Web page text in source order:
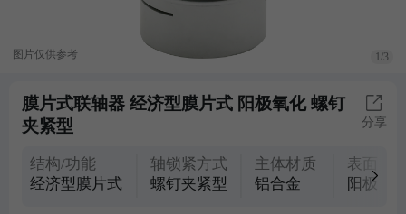
图片仅供参考 1/3
膜片式联轴器 经济型膜片式 阳极氧化 螺钉
夹紧型
分享
结构/功能
经济型膜片式
轴锁紧方式
螺钉夹紧型
主体材质
铝合金
表面处
阳极氧